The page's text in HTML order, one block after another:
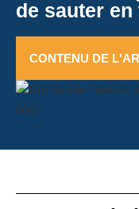
de sauter en
CONTENU DE